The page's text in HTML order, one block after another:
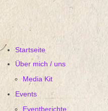
Startseite
Über mich / uns
Media Kit
Events
Eventberichte